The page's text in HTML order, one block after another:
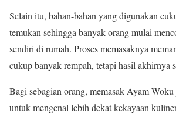
Selain itu, bahan-bahan yang digunakan
temukan sehingga banyak orang mulai
sendiri di rumah. Proses memasaknya
cukup banyak rempah, tetapi hasil akhirnya
Bagi sebagian orang, memasak Ayam
untuk mengenal lebih dekat kekayaan